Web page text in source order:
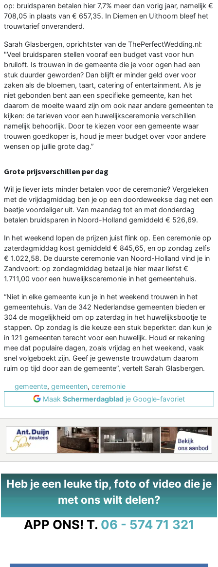
op: bruidsparen betalen hier 7,7% meer dan vorig jaar, namelijk €
708,05 in plaats van € 657,35. In Diemen en Uithoorn bleef het
trouwtarief onveranderd.
Sarah Glasbergen, oprichtster van de ThePerfectWedding.nl:
"Veel bruidsparen stellen vooraf een budget vast voor hun
bruiloft. Is trouwen in de gemeente die je voor ogen had een
stuk duurder geworden? Dan blijft er minder geld over voor
zaken als de bloemen, taart, catering of entertainment. Als je
niet gebonden bent aan een specifieke gemeente, kan het
daarom de moeite waard zijn om ook naar andere gemeenten te
kijken: de tarieven voor een huwelijksceremonie verschillen
namelijk behoorlijk. Door te kiezen voor een gemeente waar
trouwen goedkoper is, houd je meer budget over voor andere
wensen op jullie grote dag.”
Grote prijsverschillen per dag
Wil je liever iets minder betalen voor de ceremonie? Vergeleken
met de vrijdagmiddag ben je op een doordeweekse dag net een
beetje voordeliger uit. Van maandag tot en met donderdag
betalen bruidsparen in Noord-Holland gemiddeld € 526,69.
In het weekend lopen de prijzen juist flink op. Een ceremonie op
zaterdagmiddag kost gemiddeld € 845,65, en op zondag zelfs
€ 1.022,58. De duurste ceremonie van Noord-Holland vind je in
Zandvoort: op zondagmiddag betaal je hier maar liefst €
1.711,00 voor een huwelijksceremonie in het gemeentehuis.
“Niet in elke gemeente kun je in het weekend trouwen in het
gemeentehuis. Van de 342 Nederlandse gemeenten bieden er
304 de mogelijkheid om op zaterdag in het huwelijksbootje te
stappen. Op zondag is die keuze een stuk beperkter: dan kun je
in 121 gemeenten terecht voor een huwelijk. Houd er rekening
mee dat populaire dagen, zoals vrijdag en het weekend, vaak
snel volgeboekt zijn. Geef je gewenste trouwdatum daarom
ruim op tijd door aan de gemeente”, vertelt Sarah Glasbergen.
gemeente, gemeenten, ceremonie
Maak Schermerdagblad je Google-favoriet
Heb je een leuke tip, foto of video die je
met ons wilt delen?
APP ONS! T. 06 - 574 71 321